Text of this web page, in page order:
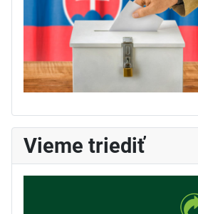
Vieme triediť